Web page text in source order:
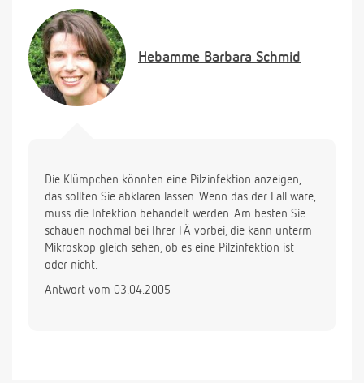
Hebamme Barbara Schmid
Die Klümpchen könnten eine Pilzinfektion anzeigen,
das sollten Sie abklären lassen. Wenn das der Fall wäre,
muss die Infektion behandelt werden. Am besten Sie
schauen nochmal bei Ihrer FÄ vorbei, die kann unterm
Mikroskop gleich sehen, ob es eine Pilzinfektion ist
oder nicht.
Antwort vom 03.04.2005